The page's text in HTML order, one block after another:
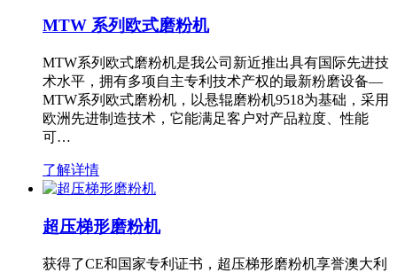
MTW 系列欧式磨粉机
MTW系列欧式磨粉机是我公司新近推出具有国际先进技
术水平，拥有多项自主专利技术产权的最新粉磨设备—
MTW系列欧式磨粉机，以悬辊磨粉机9518为基础，采用
欧洲先进制造技术，它能满足客户对产品粒度、性能
可…
了解详情
超压梯形磨粉机
获得了CE和国家专利证书，超压梯形磨粉机享誉澳大利